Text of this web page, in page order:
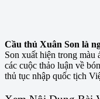
Cầu thủ Xuân Son là
Son xuất hiện trong màu
các cuộc thảo luận về
thủ tục nhập quốc tịch